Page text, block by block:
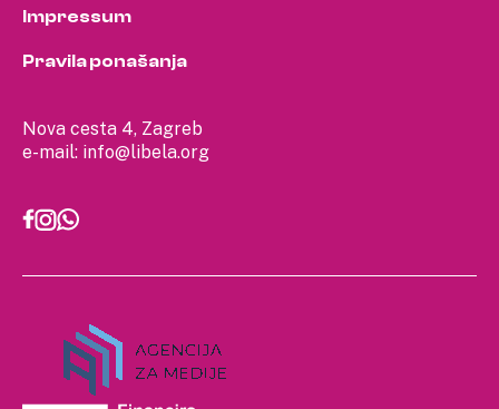
Nova cesta 4, Zagreb
e-mail: info@libela.org
Impressum
Pravila ponašanja